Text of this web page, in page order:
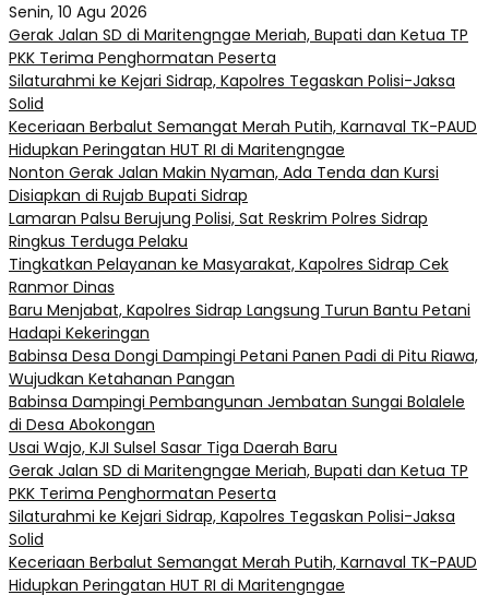
Senin, 10 Agu 2026
Gerak Jalan SD di Maritengngae Meriah, Bupati dan Ketua TP
PKK Terima Penghormatan Peserta
Silaturahmi ke Kejari Sidrap, Kapolres Tegaskan Polisi-Jaksa
Solid
Keceriaan Berbalut Semangat Merah Putih, Karnaval TK-PAUD
Hidupkan Peringatan HUT RI di Maritengngae
Nonton Gerak Jalan Makin Nyaman, Ada Tenda dan Kursi
Disiapkan di Rujab Bupati Sidrap
Lamaran Palsu Berujung Polisi, Sat Reskrim Polres Sidrap
Ringkus Terduga Pelaku
Tingkatkan Pelayanan ke Masyarakat, Kapolres Sidrap Cek
Ranmor Dinas
Baru Menjabat, Kapolres Sidrap Langsung Turun Bantu Petani
Hadapi Kekeringan
Babinsa Desa Dongi Dampingi Petani Panen Padi di Pitu Riawa,
Wujudkan Ketahanan Pangan
Babinsa Dampingi Pembangunan Jembatan Sungai Bolalele
di Desa Abokongan
Usai Wajo, KJI Sulsel Sasar Tiga Daerah Baru
Gerak Jalan SD di Maritengngae Meriah, Bupati dan Ketua TP
PKK Terima Penghormatan Peserta
Silaturahmi ke Kejari Sidrap, Kapolres Tegaskan Polisi-Jaksa
Solid
Keceriaan Berbalut Semangat Merah Putih, Karnaval TK-PAUD
Hidupkan Peringatan HUT RI di Maritengngae